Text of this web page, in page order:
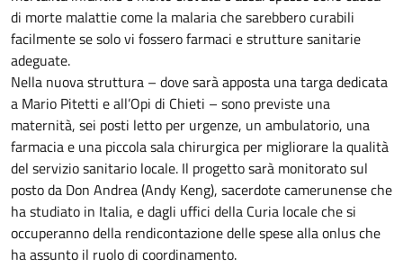
di morte malattie come la malaria che sarebbero curabili
facilmente se solo vi fossero farmaci e strutture sanitarie
adeguate.
Nella nuova struttura – dove sarà apposta una targa dedicata
a Mario Pitetti e all’Opi di Chieti – sono previste una
maternità, sei posti letto per urgenze, un ambulatorio, una
farmacia e una piccola sala chirurgica per migliorare la qualità
del servizio sanitario locale. Il progetto sarà monitorato sul
posto da Don Andrea (Andy Keng), sacerdote camerunense che
ha studiato in Italia, e dagli uffici della Curia locale che si
occuperanno della rendicontazione delle spese alla onlus che
ha assunto il ruolo di coordinamento.